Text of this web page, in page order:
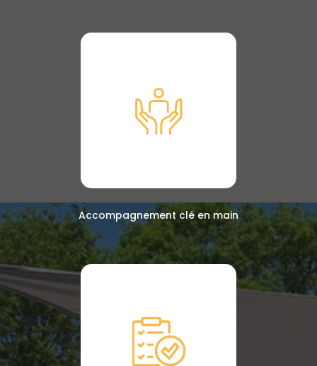
Accompagnement clé en main